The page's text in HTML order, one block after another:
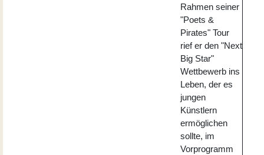
Rahmen seiner
"Poets &
Pirates" Tour
rief er den "Next
Big Star"
Wettbewerb ins
Leben, der es
jungen
Künstlern
ermöglichen
sollte, im
Vorprogramm